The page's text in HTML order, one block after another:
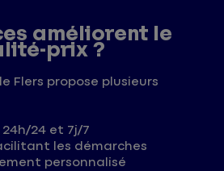
améliorent le
prix ?
Flers propose plusieurs
24 et 7j/7
les démarches
personnalisé